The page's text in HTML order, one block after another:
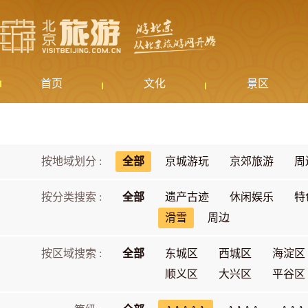
首页 文化 景区
按地域划分 : 全部 京城游玩 京郊旅游 周
按分类搜索 : 全部 遗产古迹 休闲娱乐
特
滑雪
周边
按区域搜索 : 全部 东城区 西城区
海淀区
顺义区
大兴区 平谷区